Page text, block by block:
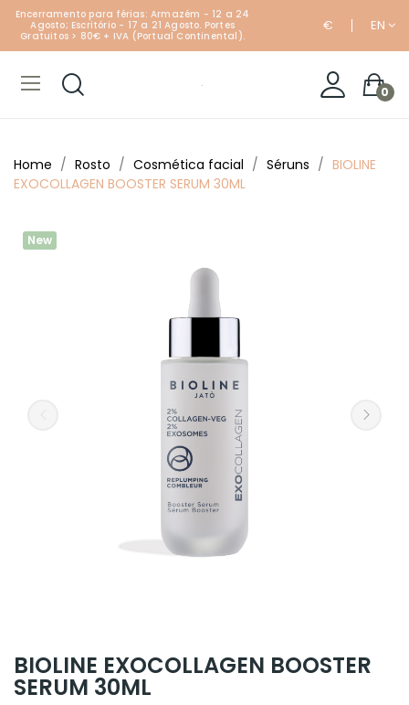
Encerramento para férias: Armazém - 12 a 24
Agosto; Escritório - 17 a 21 Agosto. Portes
Gratuitos > 80€ + IVA (Portual Continental).
€ EN
0
Home Rosto Cosmética facial Séruns
BIOLINE
EXOCOLLAGEN BOOSTER SERUM 30ML
New
BIOLINE EXOCOLLAGEN BOOSTER
SERUM 30ML